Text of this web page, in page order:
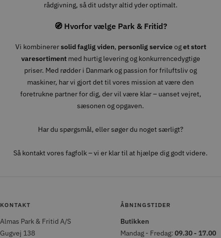
rådgivning, så dit udstyr altid yder optimalt.
🧭 Hvorfor vælge Park & Fritid?
Vi kombinerersolid faglig viden, personlig serviceoget stort
varesortimentmed hurtig levering og konkurrencedygtige
priser. Med rødder i Danmark og passion for friluftsliv og
maskiner, har vi gjort det til vores mission at være den
foretrukne partner for dig, der vil være klar – uanset vejret,
sæsonen og opgaven.
Har du spørgsmål, eller søger du noget særligt?
Så kontakt vores fagfolk – vi er klar til at hjælpe dig godt videre.
KONTAKT
Almas Park & Fritid A/S
Gugvej 138
ÅBNINGSTIDER
Butikken
Mandag - Fredag: 09.30 - 17.00